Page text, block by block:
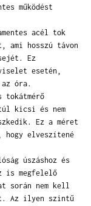
működést
acél tok
ami hosszú távon
Ez
esetén,
óra.
kicsi és nem
Ez a méret
elveszítené
úszáshoz és
is megfelelő
során nem kell
Az ilyen szintű